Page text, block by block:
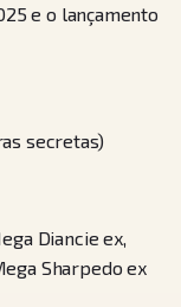
e o lançamento
secretas)
Diancie ex,
Sharpedo ex